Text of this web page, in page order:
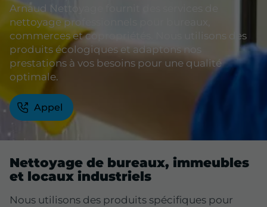
Arnaud Nettoyage fournit des services de
nettoyage professionnels pour bureaux,
commerces et copropriétés. Nous utilisons des
produits écologiques et adaptons nos
prestations à vos besoins pour une qualité
optimale.
Appel
Nettoyage de bureaux, immeubles
et locaux industriels
Nous utilisons des produits spécifiques pour